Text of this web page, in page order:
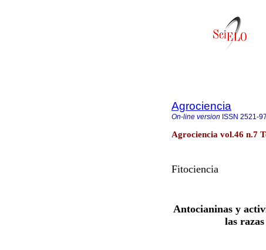
Agrociencia
On-line version ISSN 2521-
Agrociencia vol.46 n.7
Fitociencia
Antocianinas y
las